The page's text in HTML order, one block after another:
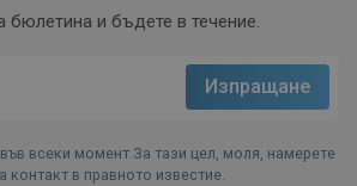
бюлетина и бъдете в течение.
всеки момент.За тази цел, моля, намерете
в правното известие.